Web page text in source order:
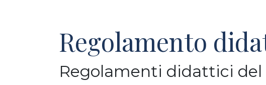
Regolamento
Regolamenti didattici del